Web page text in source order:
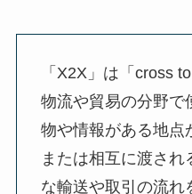
「X2X」は「cross
物流や貿易の分野で
物や情報がある地点
または相互に渡さ
な輸送や取引の流れ